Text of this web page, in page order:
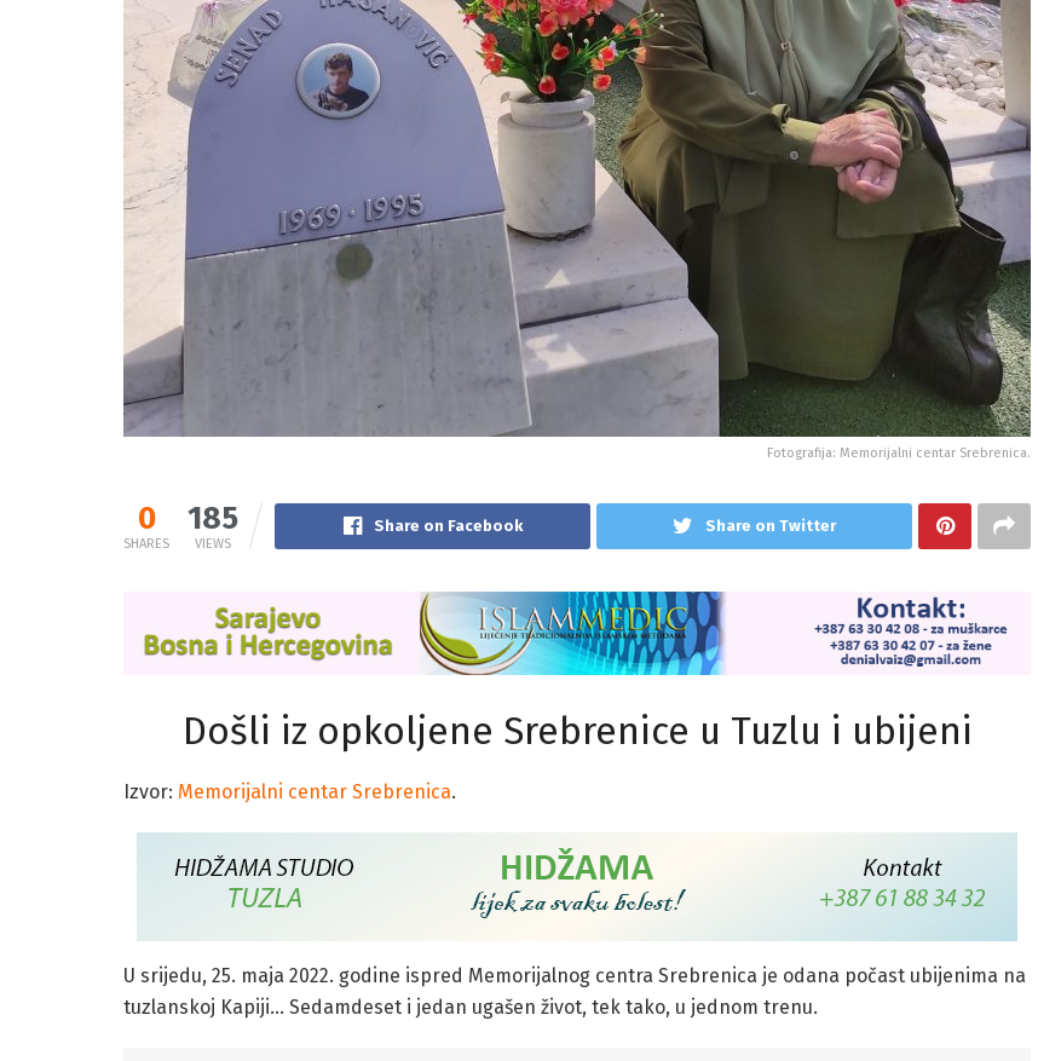
Fotografija: Memorijalni centar Srebrenica.
0
SHARES
185
VIEWS
Share on Facebook Share on Twitter
Došli iz opkoljene Srebrenice u Tuzlu i ubijeni
Izvor: Memorijalni centar Srebrenica.
U srijedu, 25. maja 2022. godine ispred Memorijalnog centra Srebrenica je odana počast ubijenima na
tuzlanskoj Kapiji… Sedamdeset i jedan ugašen život, tek tako, u jednom trenu.